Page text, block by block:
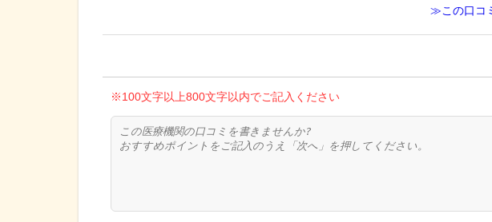
≫この口コ
※100文字以上800文字以内でご記入ください